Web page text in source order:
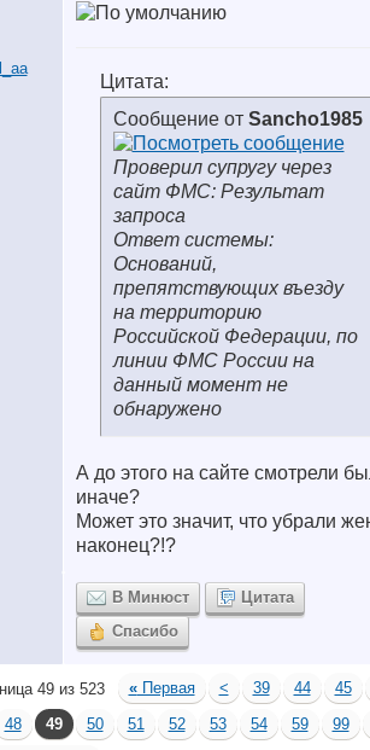
Цитата:
Сообщение от Sancho1985
Проверил супругу через
сайт ФМС: Результат
запроса
Ответ системы:
Оснований,
препятствующих въезду
на территорию
Российской Федерации, по
линии ФМС России на
данный момент не
обнаружено
А до этого на сайте смотрели
иначе?
Может это значит, что убрали
наконец?!?
В Минюст
Цитата
Спасибо
49 из 523 «Первая < 39 44
45
48 49 50 51 52 53 54 59
99